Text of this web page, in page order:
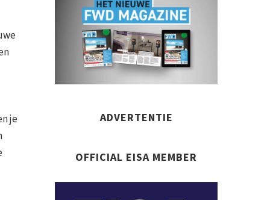
je
ADVERTENTIE
OFFICIAL EISA MEMBER